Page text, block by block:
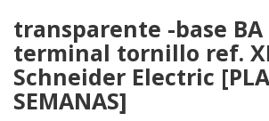
transparente -base BA
terminal tornillo ref.
Schneider Electric
SEMANAS]